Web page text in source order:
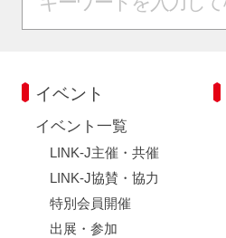
イベント
イベント一覧
LINK-J主催・共催
LINK-J協賛・協力
特別会員開催
出展・参加